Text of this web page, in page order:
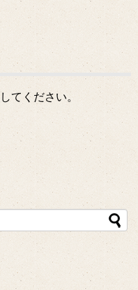
してください。